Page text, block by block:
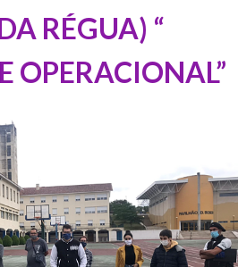
RÉGUA) “
OPERACIONAL”